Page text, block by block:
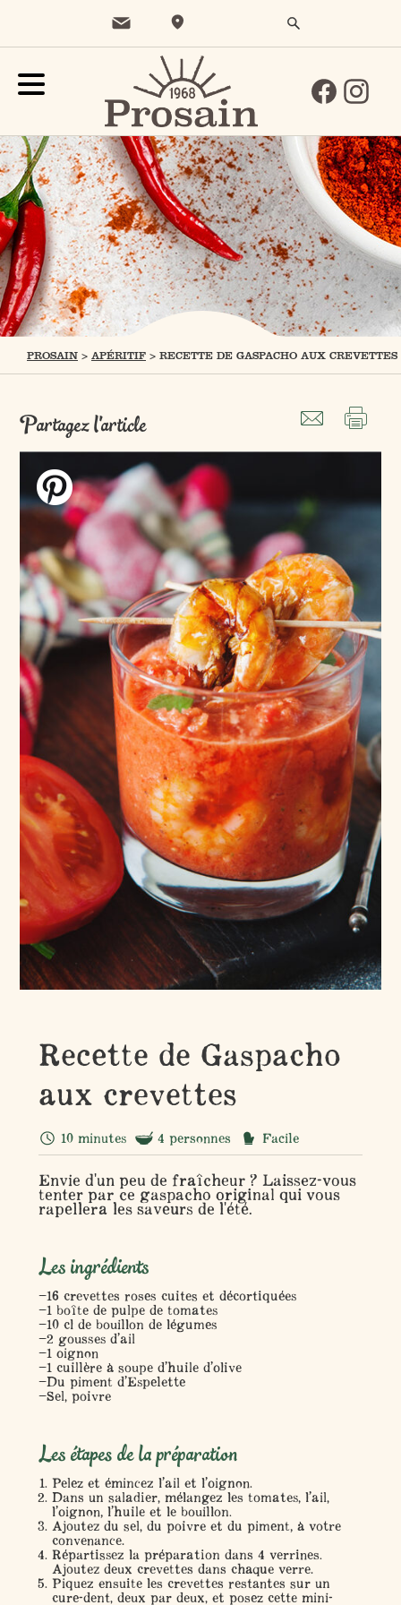
PROSAIN > APÉRITIF > RECETTE DE GASPACHO AUX CREVETTES
Partagez l'article
Recette de Gaspacho
aux crevettes
10 minutes 4 personnes Facile
Envie d'un peu de fraîcheur ? Laissez-vous
tenter par ce gaspacho original qui vous
rapellera les saveurs de l'été.
Les ingrédients
16 crevettes roses cuites et décortiquées
1 boîte de pulpe de tomates
10 cl de bouillon de légumes
2 gousses d’ail
1 oignon
1 cuillère à soupe d’huile d’olive
Du piment d’Espelette
Sel, poivre
Les étapes de la préparation
Pelez et émincez l’ail et l’oignon.
Dans un saladier, mélangez les tomates, l’ail,
l’oignon, l’huile et le bouillon.
Ajoutez du sel, du poivre et du piment, à votre
convenance.
Répartissez la préparation dans 4 verrines.
Ajoutez deux crevettes dans chaque verre.
Piquez ensuite les crevettes restantes sur un
cure-dent, deux par deux, et posez cette mini-